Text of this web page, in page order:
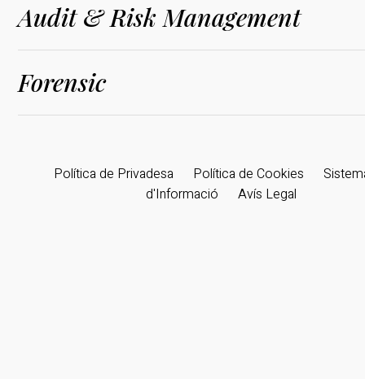
Audit & Risk Management
Forensic
Política de Privadesa Política de Cookies
d'Informació
Avís Legal